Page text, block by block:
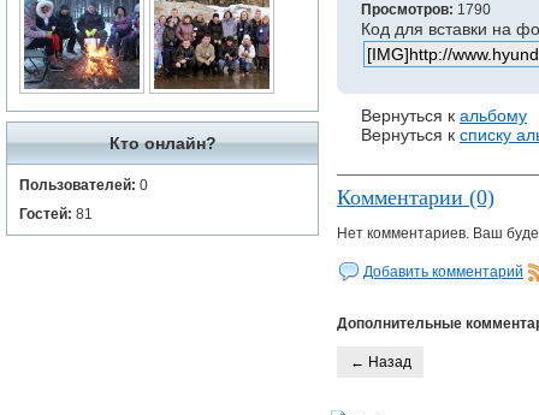
Кто онлайн?
Пользователей: 0
Гостей: 81
Просмотров: 1790
Код для вставки на
Вернуться к альбому
Вернуться к списку
Комментарии (0)
Нет комментариев. Ваш
Добавить комментарий
Дополнительные
← Назад